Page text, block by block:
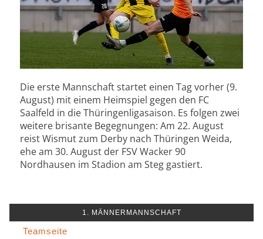
Die erste Mannschaft startet einen Tag vorher (9.
August) mit einem Heimspiel gegen den FC
Saalfeld in die Thüringenligasaison. Es folgen zwei
weitere brisante Begegnungen: Am 22. August
reist Wismut zum Derby nach Thüringen Weida,
ehe am 30. August der FSV Wacker 90
Nordhausen im Stadion am Steg gastiert.
1. MÄNNERMANNSCHAFT
Teamseite